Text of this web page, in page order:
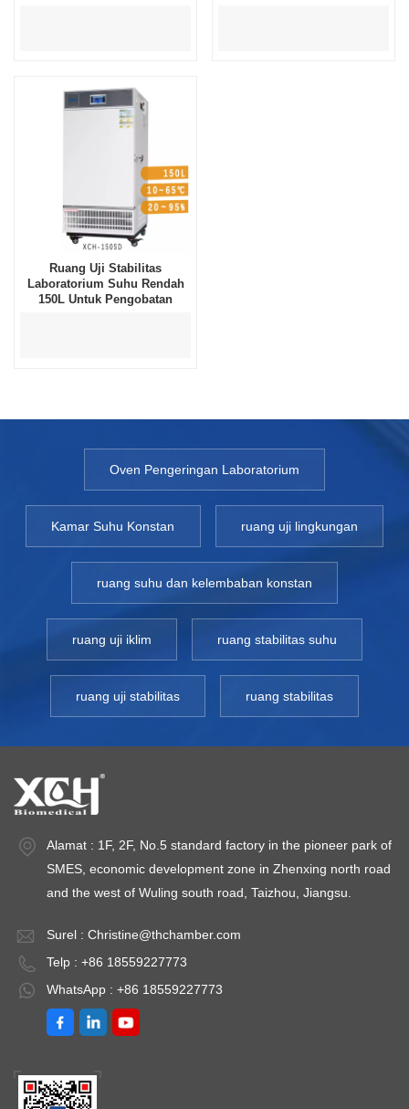
Ruang Uji Stabilitas
Laboratorium Suhu Rendah
150L Untuk Pengobatan
Oven Pengeringan Laboratorium
Kamar Suhu Konstan ruang uji lingkungan
ruang suhu dan kelembaban konstan
ruang uji iklim ruang stabilitas suhu
ruang uji stabilitas ruang stabilitas
Alamat : 1F, 2F, No.5 standard factory in the pioneer park of
SMES, economic development zone in Zhenxing north road
and the west of Wuling south road, Taizhou, Jiangsu.
Surel : Christine@thchamber.com
Telp : +86 18559227773
WhatsApp : +86 18559227773